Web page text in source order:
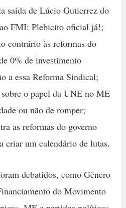
saída de Lúcio Gutierrez do
FMI: Plebicito oficial já!;
contrário às reformas do
0% de investimento
a essa Reforma Sindical;
o papel da UNE no ME
ou não de romper;
as reformas do governo
criar um calendário de lutas.
debatidos, como Gênero
do Movimento